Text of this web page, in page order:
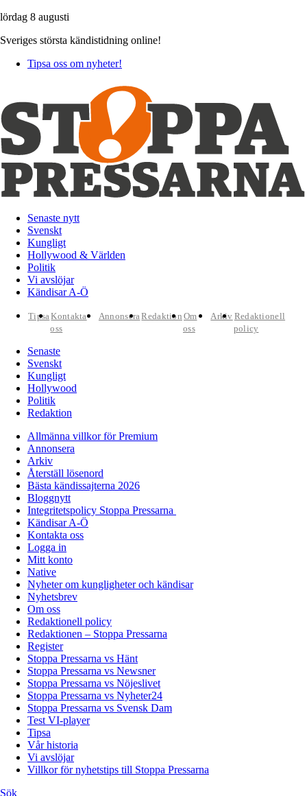
lördag 8 augusti
Sveriges största kändistidning online!
Tipsa oss om nyheter!
Senaste nytt
Svenskt
Kungligt
Hollywood & Världen
Politik
Vi avslöjar
Kändisar A-Ö
TipsaKontakta
oss
AnnonseraRedaktion Om
oss
Arkiv Redaktionell
policy
Senaste
Svenskt
Kungligt
Hollywood
Politik
Redaktion
Allmänna villkor för Premium
Annonsera
Arkiv
Återställ lösenord
Bästa kändissajterna 2026
Bloggnytt
Integritetspolicy Stoppa Pressarna
Kändisar A-Ö
Kontakta oss
Logga in
Mitt konto
Native
Nyheter om kungligheter och kändisar
Nyhetsbrev
Om oss
Redaktionell policy
Redaktionen – Stoppa Pressarna
Register
Stoppa Pressarna vs Hänt
Stoppa Pressarna vs Newsner
Stoppa Pressarna vs Nöjeslivet
Stoppa Pressarna vs Nyheter24
Stoppa Pressarna vs Svensk Dam
Test VI-player
Tipsa
Vår historia
Vi avslöjar
Villkor för nyhetstips till Stoppa Pressarna
Sök